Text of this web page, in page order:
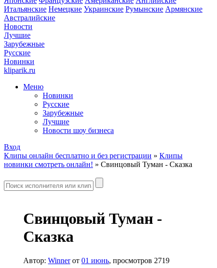
Итальянские Немецкие Украинские Румынские Армянские
Австралийские
Новости
Лучшие
Зарубежные
Русские
Новинки
kliparik.ru
Меню
Новинки
Русские
Зарубежные
Лучшие
Новости шоу бизнеса
Вход
Клипы онлайн бесплатно и без регистрации » Клипы
новинки смотреть онлайн! » Свинцовый Туман - Сказка
Свинцовый Туман -
Сказка
Автор: Winnerот 01 июнь, просмотров 2719